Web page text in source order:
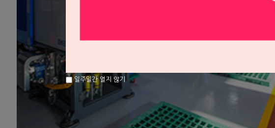
일주일간 열지 않기